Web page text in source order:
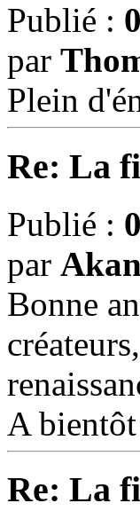
Publié :
par
Plein
Re: La
Publié :
par
Bonne
A
Re: La